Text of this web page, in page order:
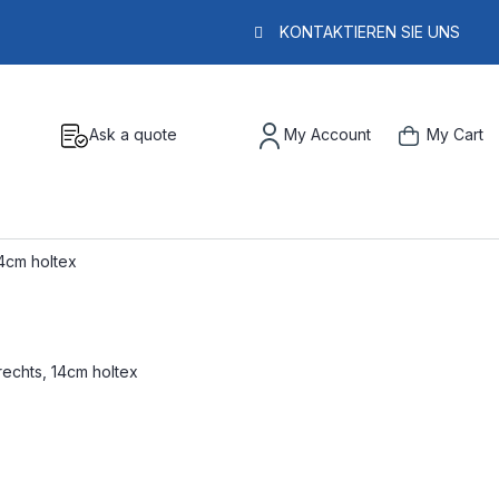
KONTAKTIEREN SIE UNS
Ask a quote My Account My Cart
holtex
14cm holtex